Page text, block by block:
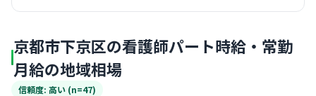
京都市下京区の看護師パート時給・常勤
月給の地域相場
信頼度: 高い (n=47)